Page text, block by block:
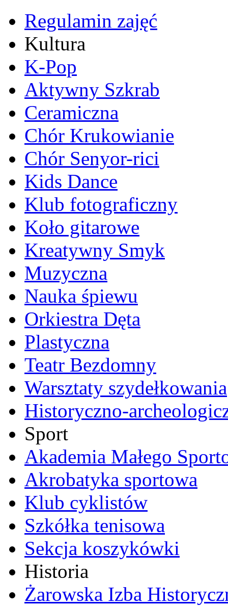
Regulamin zajęć
Kultura
K-Pop
Aktywny Szkrab
Ceramiczna
Chór Krukowianie
Chór Senyor-rici
Kids Dance
Klub fotograficzny
Koło gitarowe
Kreatywny Smyk
Muzyczna
Nauka śpiewu
Orkiestra Dęta
Plastyczna
Teatr Bezdomny
Warsztaty szydełkowania
Historyczno-
Sport
Akademia Małego
Akrobatyka sportowa
Klub cyklistów
Szkółka tenisowa
Sekcja koszykówki
Historia
Żarowska Izba